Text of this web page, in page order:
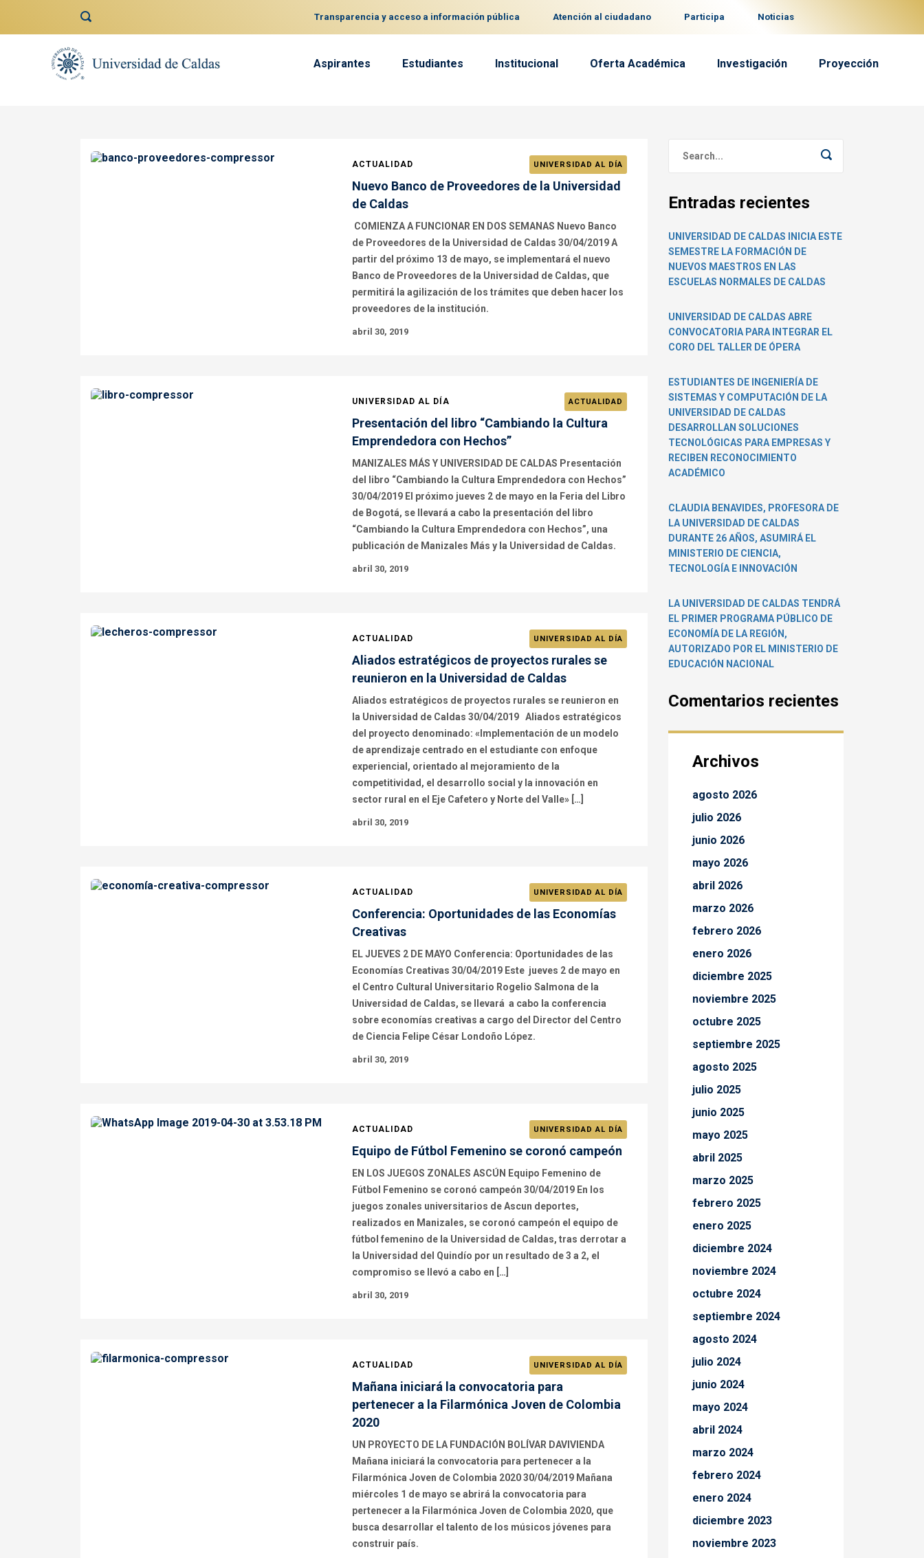
Transparencia y acceso a información pública Atención al ciudadano Participa Noticias
Aspirantes Estudiantes Institucional Oferta Académica Investigación Proyección
ACTUALIDAD UNIVERSIDAD AL DÍA
Nuevo Banco de Proveedores de la Universidad
de Caldas
COMIENZA A FUNCIONAR EN DOS SEMANAS Nuevo Banco
de Proveedores de la Universidad de Caldas 30/04/2019 A
partir del próximo 13 de mayo, se implementará el nuevo
Banco de Proveedores de la Universidad de Caldas, que
permitirá la agilización de los trámites que deben hacer los
proveedores de la institución.
abril 30, 2019
UNIVERSIDAD AL DÍA ACTUALIDAD
Presentación del libro “Cambiando la Cultura
Emprendedora con Hechos”
MANIZALES MÁS Y UNIVERSIDAD DE CALDAS Presentación
del libro “Cambiando la Cultura Emprendedora con Hechos”
30/04/2019 El próximo jueves 2 de mayo en la Feria del Libro
de Bogotá, se llevará a cabo la presentación del libro
“Cambiando la Cultura Emprendedora con Hechos”, una
publicación de Manizales Más y la Universidad de Caldas.
abril 30, 2019
ACTUALIDAD UNIVERSIDAD AL DÍA
Aliados estratégicos de proyectos rurales se
reunieron en la Universidad de Caldas
Aliados estratégicos de proyectos rurales se reunieron en
la Universidad de Caldas 30/04/2019 Aliados estratégicos
del proyecto denominado: «Implementación de un modelo
de aprendizaje centrado en el estudiante con enfoque
experiencial, orientado al mejoramiento de la
competitividad, el desarrollo social y la innovación en
sector rural en el Eje Cafetero y Norte del Valle» […]
abril 30, 2019
ACTUALIDAD UNIVERSIDAD AL DÍA
Conferencia: Oportunidades de las Economías
Creativas
EL JUEVES 2 DE MAYO Conferencia: Oportunidades de las
Economías Creativas 30/04/2019 Este jueves 2 de mayo en
el Centro Cultural Universitario Rogelio Salmona de la
Universidad de Caldas, se llevará a cabo la conferencia
sobre economías creativas a cargo del Director del Centro
de Ciencia Felipe César Londoño López.
abril 30, 2019
ACTUALIDAD UNIVERSIDAD AL DÍA
Equipo de Fútbol Femenino se coronó campeón
EN LOS JUEGOS ZONALES ASCÚN Equipo Femenino de
Fútbol Femenino se coronó campeón 30/04/2019 En los
juegos zonales universitarios de Ascun deportes,
realizados en Manizales, se coronó campeón el equipo de
fútbol femenino de la Universidad de Caldas, tras derrotar a
la Universidad del Quindío por un resultado de 3 a 2, el
compromiso se llevó a cabo en […]
abril 30, 2019
ACTUALIDAD UNIVERSIDAD AL DÍA
Mañana iniciará la convocatoria para
pertenecer a la Filarmónica Joven de Colombia
2020
UN PROYECTO DE LA FUNDACIÓN BOLÍVAR DAVIVIENDA
Mañana iniciará la convocatoria para pertenecer a la
Filarmónica Joven de Colombia 2020 30/04/2019 Mañana
miércoles 1 de mayo se abrirá la convocatoria para
pertenecer a la Filarmónica Joven de Colombia 2020, que
busca desarrollar el talento de los músicos jóvenes para
construir país.
Entradas recientes
UNIVERSIDAD DE CALDAS INICIA ESTE
SEMESTRE LA FORMACIÓN DE
NUEVOS MAESTROS EN LAS
ESCUELAS NORMALES DE CALDAS
UNIVERSIDAD DE CALDAS ABRE
CONVOCATORIA PARA INTEGRAR EL
CORO DEL TALLER DE ÓPERA
ESTUDIANTES DE INGENIERÍA DE
SISTEMAS Y COMPUTACIÓN DE LA
UNIVERSIDAD DE CALDAS
DESARROLLAN SOLUCIONES
TECNOLÓGICAS PARA EMPRESAS Y
RECIBEN RECONOCIMIENTO
ACADÉMICO
CLAUDIA BENAVIDES, PROFESORA DE
LA UNIVERSIDAD DE CALDAS
DURANTE 26 AÑOS, ASUMIRÁ EL
MINISTERIO DE CIENCIA,
TECNOLOGÍA E INNOVACIÓN
LA UNIVERSIDAD DE CALDAS TENDRÁ
EL PRIMER PROGRAMA PÚBLICO DE
ECONOMÍA DE LA REGIÓN,
AUTORIZADO POR EL MINISTERIO DE
EDUCACIÓN NACIONAL
Comentarios recientes
Archivos
agosto 2026
julio 2026
junio 2026
mayo 2026
abril 2026
marzo 2026
febrero 2026
enero 2026
diciembre 2025
noviembre 2025
octubre 2025
septiembre 2025
agosto 2025
julio 2025
junio 2025
mayo 2025
abril 2025
marzo 2025
febrero 2025
enero 2025
diciembre 2024
noviembre 2024
octubre 2024
septiembre 2024
agosto 2024
julio 2024
junio 2024
mayo 2024
abril 2024
marzo 2024
febrero 2024
enero 2024
diciembre 2023
noviembre 2023